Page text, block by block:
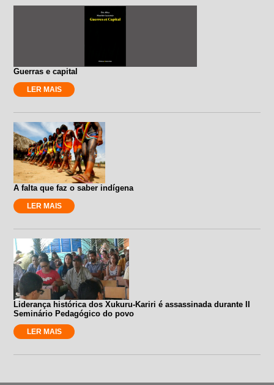
Guerras e capital
LER MAIS
A falta que faz o saber indígena
LER MAIS
Liderança histórica dos Xukuru-Kariri é assassinada durante II
Seminário Pedagógico do povo
LER MAIS